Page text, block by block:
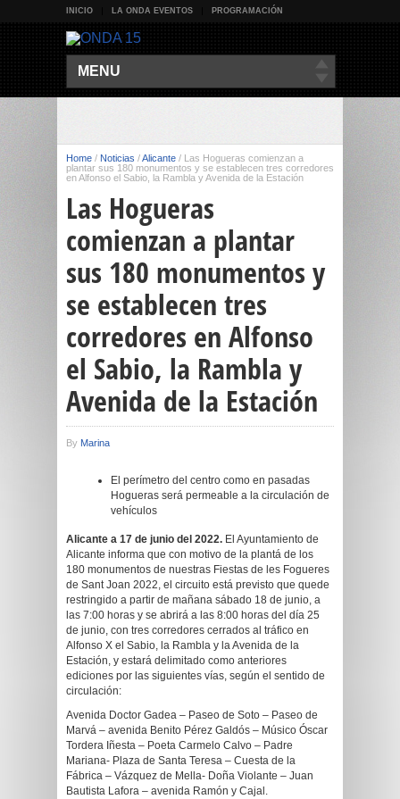
INICIO LA ONDA EVENTOS PROGRAMACIÓN
MENU
Home / Noticias /Alicante / Las Hogueras comienzan a
plantar sus 180 monumentos y se establecen tres corredores
en Alfonso el Sabio, la Rambla y Avenida de la Estación
Las Hogueras
comienzan a plantar
sus 180 monumentos y
se establecen tres
corredores en Alfonso
el Sabio, la Rambla y
Avenida de la Estación
By Marina
El perímetro del centro como en pasadas
Hogueras será permeable a la circulación de
vehículos
Alicante a 17 de junio del 2022. El Ayuntamiento de
Alicante informa que con motivo de la plantá de los
180 monumentos de nuestras Fiestas de les Fogueres
de Sant Joan 2022, el circuito está previsto que quede
restringido a partir de mañana sábado 18 de junio, a
las 7:00 horas y se abrirá a las 8:00 horas del día 25
de junio, con tres corredores cerrados al tráfico en
Alfonso X el Sabio, la Rambla y la Avenida de la
Estación, y estará delimitado como anteriores
ediciones por las siguientes vías, según el sentido de
circulación:
Avenida Doctor Gadea – Paseo de Soto – Paseo de
Marvá – avenida Benito Pérez Galdós – Músico Óscar
Tordera Iñesta – Poeta Carmelo Calvo – Padre
Mariana- Plaza de Santa Teresa – Cuesta de la
Fábrica – Vázquez de Mella- Doña Violante – Juan
Bautista Lafora – avenida Ramón y Cajal.